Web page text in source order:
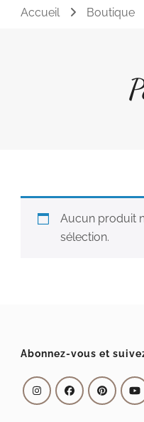
Accueil Boutique
Aucun produit
sélection.
Abonnez-vous et